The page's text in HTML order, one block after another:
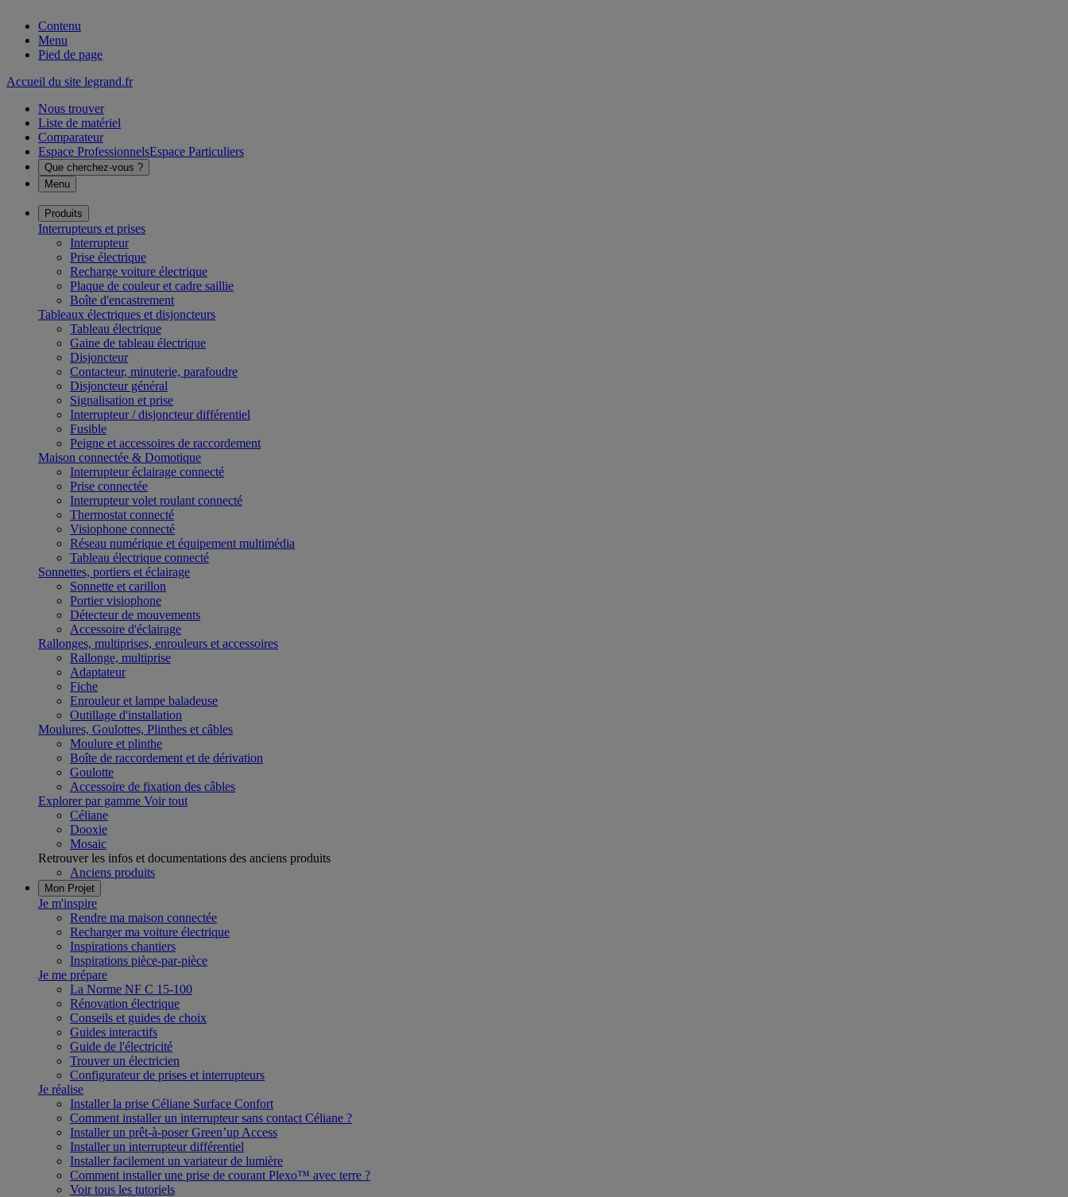
Contenu
Menu
Pied de page
Accueil du site legrand.fr
Nous trouver
Liste de matériel
Comparateur
Espace ProfessionnelsEspace Particuliers
Que cherchez-vous ?
Menu
Produits
Interrupteurs et prises
Interrupteur
Prise électrique
Recharge voiture électrique
Plaque de couleur et cadre saillie
Boîte d'encastrement
Tableaux électriques et disjoncteurs
Tableau électrique
Gaine de tableau électrique
Disjoncteur
Contacteur, minuterie, parafoudre
Disjoncteur général
Signalisation et prise
Interrupteur / disjoncteur différentiel
Fusible
Peigne et accessoires de raccordement
Maison connectée & Domotique
Interrupteur éclairage connecté
Prise connectée
Interrupteur volet roulant connecté
Thermostat connecté
Visiophone connecté
Réseau numérique et équipement multimédia
Tableau électrique connecté
Sonnettes, portiers et éclairage
Sonnette et carillon
Portier visiophone
Détecteur de mouvements
Accessoire d'éclairage
Rallonges, multiprises, enrouleurs et accessoires
Rallonge, multiprise
Adaptateur
Fiche
Enrouleur et lampe baladeuse
Outillage d'installation
Moulures, Goulottes, Plinthes et câbles
Moulure et plinthe
Boîte de raccordement et de dérivation
Goulotte
Accessoire de fixation des câbles
Explorer par gamme Voir tout
Céliane
Dooxie
Mosaic
Retrouver les infos et documentations des anciens produits
Anciens produits
Mon Projet
Je m'inspire
Rendre ma maison connectée
Recharger ma voiture électrique
Inspirations chantiers
Inspirations pièce-par-pièce
Je me prépare
La Norme NF C 15-100
Rénovation électrique
Conseils et guides de choix
Guides interactifs
Guide de l'électricité
Trouver un électricien
Configurateur de prises et interrupteurs
Je réalise
Installer la prise Céliane Surface Confort
Comment installer un interrupteur sans contact Céliane ?
Installer un prêt-à-poser Green’up Access
Installer un interrupteur différentiel
Installer facilement un variateur de lumière
Comment installer une prise de courant Plexo™ avec terre ?
Voir tous les tutoriels